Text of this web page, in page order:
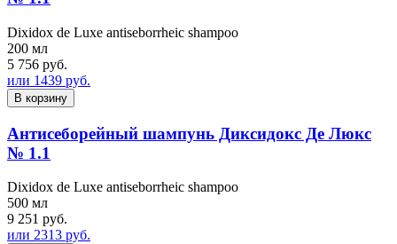
Dixidox de Luxe antiseborrheic shampoo
200 мл
5 756 руб.
или 1439 руб.
В корзину
Антисеборейный шампунь Диксидокс Де Люкс
№ 1.1
Dixidox de Luxe antiseborrheic shampoo
500 мл
9 251 руб.
или 2313 руб.